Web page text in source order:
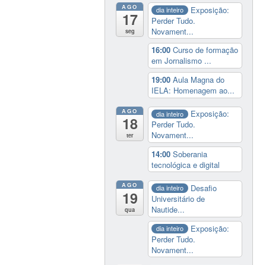
AGO
17
seg
dia inteiro
Exposição:
Perder Tudo.
Novament...
16:00Curso de formação
em Jornalismo ...
19:00Aula Magna do
IELA: Homenagem ao...
AGO
18
ter
dia inteiro
Exposição:
Perder Tudo.
Novament...
14:00Soberania
tecnológica e digital
AGO
19
qua
dia inteiro
Desafio
Universitário de
Nautide...
dia inteiro
Exposição:
Perder Tudo.
Novament...